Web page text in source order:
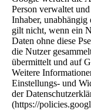
Person verwaltet
Inhaber,
gilt nicht, wenn ein
Daten ohne diese
die Nutzer
übermittelt und auf
Weitere
Einstellungs- und
der
(https://